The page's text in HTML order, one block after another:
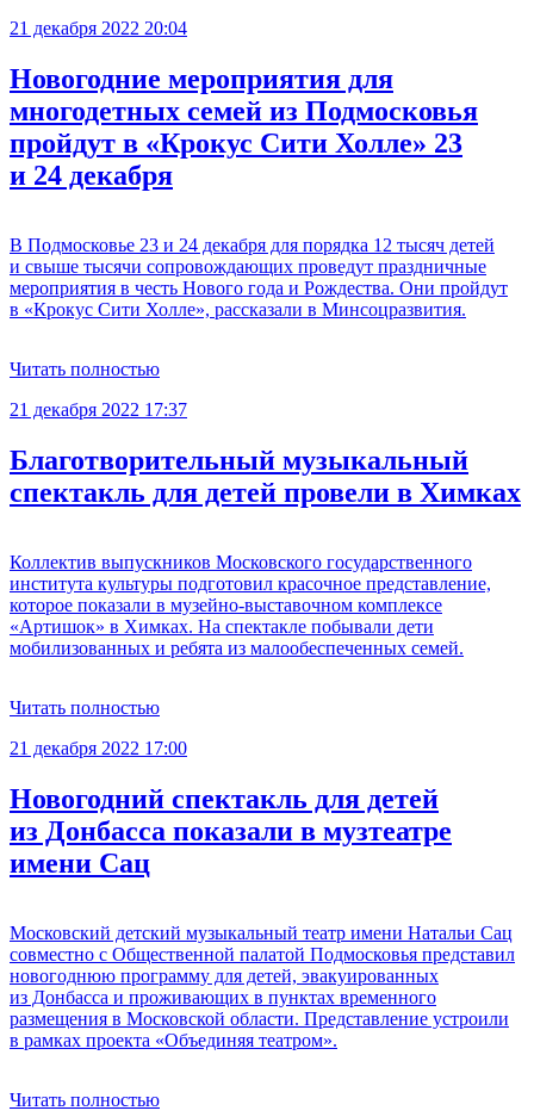
21 декабря 2022 20:04
Новогодние мероприятия для
многодетных семей из Подмосковья
пройдут в «Крокус Сити Холле» 23
и 24 декабря
В Подмосковье 23 и 24 декабря для порядка 12 тысяч детей
и свыше тысячи сопровождающих проведут праздничные
мероприятия в честь Нового года и Рождества. Они пройдут
в «Крокус Сити Холле», рассказали в Минсоцразвития.
Читать полностью
21 декабря 2022 17:37
Благотворительный музыкальный
спектакль для детей провели в Химках
Коллектив выпускников Московского государственного
института культуры подготовил красочное представление,
которое показали в музейно-выставочном комплексе
«Артишок» в Химках. На спектакле побывали дети
мобилизованных и ребята из малообеспеченных семей.
Читать полностью
21 декабря 2022 17:00
Новогодний спектакль для детей
из Донбасса показали в музтеатре
имени Сац
Московский детский музыкальный театр имени Натальи Сац
совместно с Общественной палатой Подмосковья представил
новогоднюю программу для детей, эвакуированных
из Донбасса и проживающих в пунктах временного
размещения в Московской области. Представление устроили
в рамках проекта «Объединяя театром».
Читать полностью